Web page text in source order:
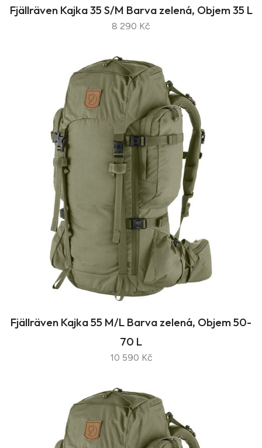
Fjällräven Kajka 35 S/M Barva zelená, Objem 35 L
8 290 Kč
Fjällräven Kajka 55 M/L Barva zelená, Objem 50-
70 L
10 590 Kč